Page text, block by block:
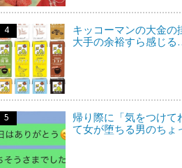
キッコーマンの大金の
大手の余裕すら感じる
帰り際に「気をつけて
て女が堕ちる男のちょ